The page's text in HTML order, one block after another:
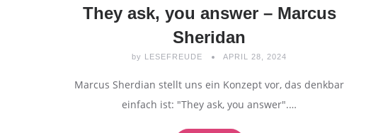
They ask, you answer – Marcus
Sheridan
by LESEFREUDE APRIL 28, 2024
Marcus Sherdian stellt uns ein Konzept vor, das denkbar
einfach ist: "They ask, you answer".…